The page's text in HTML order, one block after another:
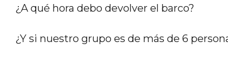
¿A qué hora debo devolver el barco?
¿Y si nuestro grupo es de más de 6